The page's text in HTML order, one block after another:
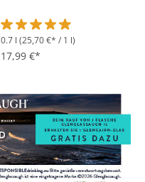
von 5 Sternen
Durchschnittliche
0.7 l (25,70 €* / 1 l)
17,99 €*